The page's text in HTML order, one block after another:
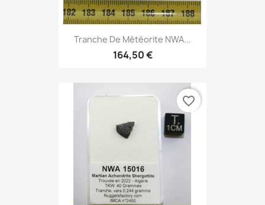
Tranche De Météorite NWA...
164,50 €
favorite_border